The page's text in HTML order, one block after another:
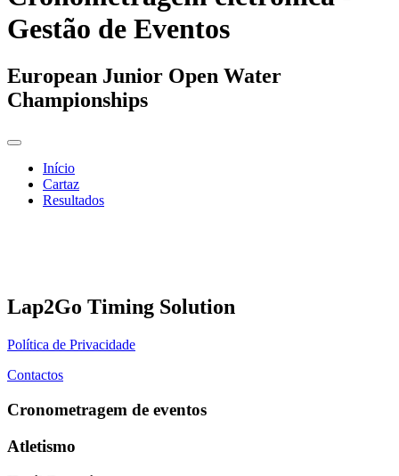
Gestão de Eventos
European Junior Open Water
Championships
Início
Cartaz
Resultados
Lap2Go Timing Solution
Política de Privacidade
Contactos
Cronometragem de eventos
Atletismo